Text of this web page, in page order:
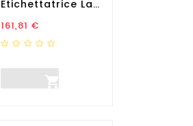
Etichettatrice Labelwriter...
Prezzo
161,81 €
